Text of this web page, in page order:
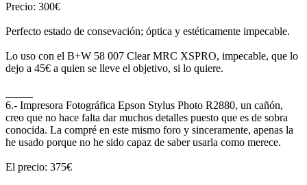
Precio: 300€
Perfecto estado de consevación; óptica y estéticamente impecable.
Lo uso con el B+W 58 007 Clear MRC XSPRO, impecable, que lo
dejo a 45€ a quien se lleve el objetivo, si lo quiere.
6.- Impresora Fotográfica Epson Stylus Photo R2880, un cañón,
creo que no hace falta dar muchos detalles puesto que es de sobra
conocida. La compré en este mismo foro y sinceramente, apenas la
he usado porque no he sido capaz de saber usarla como merece.
El precio: 375€